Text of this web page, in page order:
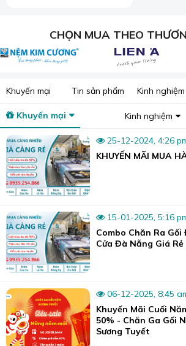
CHỌN MUA THEO
Khuyến mại Tin sản phẩm Kinh nghiệm
Khuyến mại Kinh nghiệm
25-12-2024, 4:26
KHUYẾN MÃI MUA
15-01-2025, 5:16
Combo Chăn Ra Gối
Cửa Đà Nẵng Giá Rẻ
06-12-2025, 8:45
Khuyến Mãi Cuối
50% - Chăn Ga Gối
Sương Tuyết